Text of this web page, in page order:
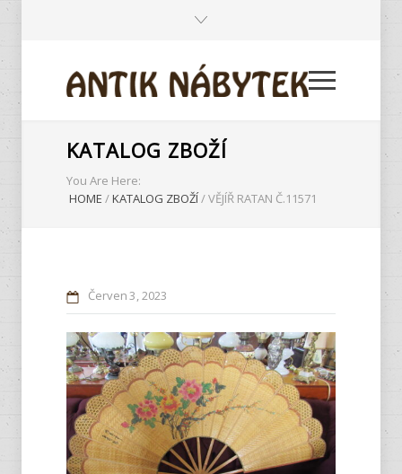
KATALOG ZBOŽÍ
You Are Here:
HOME /KATALOG ZBOŽÍ/VĚJÍŘ RATAN Č.11571
Červen3 2023